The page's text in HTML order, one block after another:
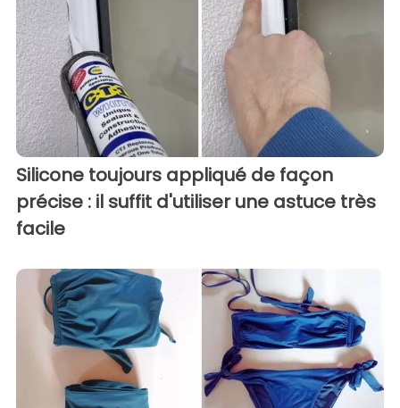
Silicone toujours appliqué de façon
précise : il suffit d'utiliser une astuce très
facile